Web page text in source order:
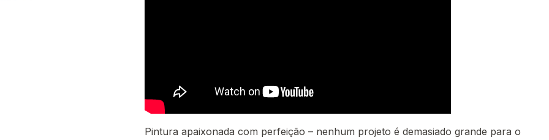
Pintura apaixonada com perfeição – nenhum projeto é demasiado grande para o